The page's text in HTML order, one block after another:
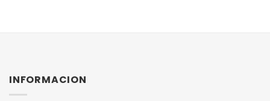
INFORMACION